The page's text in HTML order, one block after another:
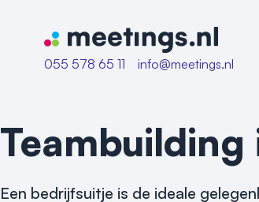
Naar home van Meetings
055 578 65 11
info@meetings.nl
Teambuilding
Een bedrijfsuitje is de ideale